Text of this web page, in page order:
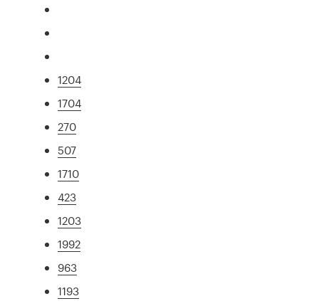
1204
1704
270
507
1710
423
1203
1992
963
1193